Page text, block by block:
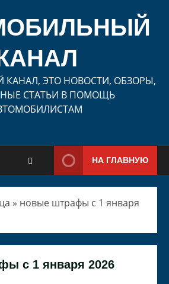
ЭТО НОВОСТИ, ОБЗОРЫ,
СТАТЬИ В ПОМОЩЬ
НА ГЛАВНУЮ
» новые штрафы с 1 января
с 1 января 2026